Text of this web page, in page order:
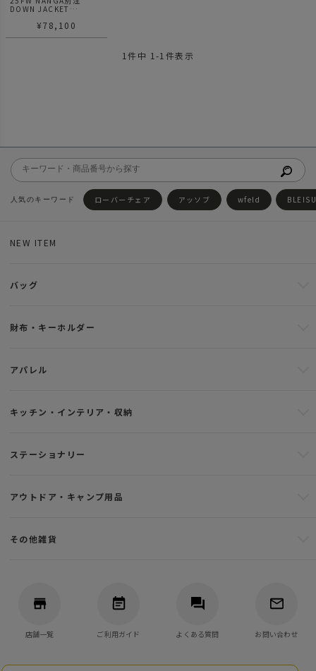
DOWN JACKET
¥78,100
1件中 1 -1 件表示
ローバーチェア アッソブ wfeld
NEW ITEM
バッグ
財布・キーホルダー
アパレル
キッチン・インテリア・収納
ステーショナリー
アウトドア・キャンプ用品
その他雑貨
店舗一覧 ご利用ガイド よくある質問 お問い合わせ